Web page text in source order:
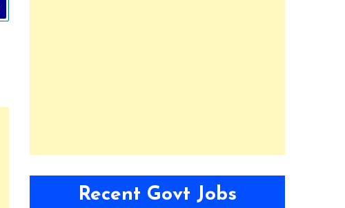
Recent Govt Jobs